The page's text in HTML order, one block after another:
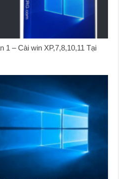
1 – Cài win XP,7,8,10,11 Tại